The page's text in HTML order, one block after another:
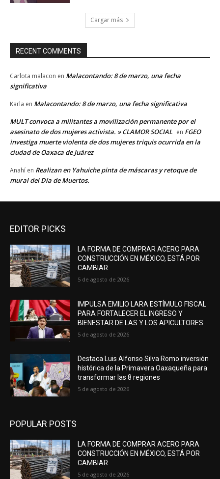
Cargar más
RECENT COMMENTS
Carlota malacon en Malacontando: 8 de marzo, una fecha
significativa
Karla en Malacontando: 8 de marzo, una fecha significativa
MULT convoca a militantes a movilización permanente por el
asesinato de dos mujeres activista. » CLAMOR SOCIAL en FGEO
investiga muerte violenta de dos mujeres triquis ocurrida en la
ciudad de Oaxaca de Juárez
Anahí en Realizan en Yahuiche pinta de máscaras y retoque de
mural del Día de Muertos.
EDITOR PICKS
LA FORMA DE COMPRAR ACERO PARA
CONSTRUCCIÓN EN MÉXICO, ESTÁ POR
CAMBIAR
5 de agosto de 2026
IMPULSA EMILIO LARA ESTÍMULO FISCAL
PARA FORTALECER EL INGRESO Y
BIENESTAR DE LAS Y LOS APICULTORES
5 de agosto de 2026
Destaca Luis Alfonso Silva Romo inversión
histórica de la Primavera Oaxaqueña para
transformar las 8 regiones
5 de agosto de 2026
POPULAR POSTS
LA FORMA DE COMPRAR ACERO PARA
CONSTRUCCIÓN EN MÉXICO, ESTÁ POR
CAMBIAR
5 de agosto de 2026